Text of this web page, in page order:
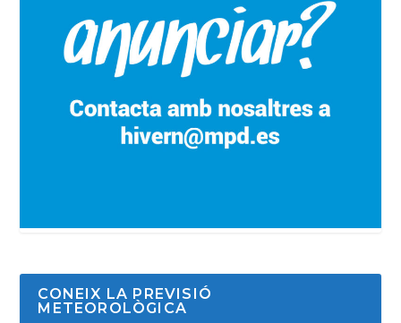
CONEIX LA PREVISIÓ
METEOROLÒGICA